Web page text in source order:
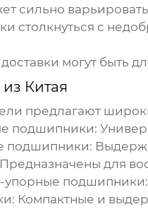
сильно
столкнуться с
могут быть
Китая
предлагают
подшипники:
подшипники:
Предназначены для
подшипники:
Компактные и